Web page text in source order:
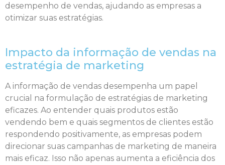
desempenho de vendas, ajudando as empresas a
otimizar suas estratégias.
Impacto da informação de vendas na
estratégia de marketing
A informação de vendas desempenha um papel
crucial na formulação de estratégias de marketing
eficazes. Ao entender quais produtos estão
vendendo bem e quais segmentos de clientes estão
respondendo positivamente, as empresas podem
direcionar suas campanhas de marketing de maneira
mais eficaz. Isso não apenas aumenta a eficiência dos